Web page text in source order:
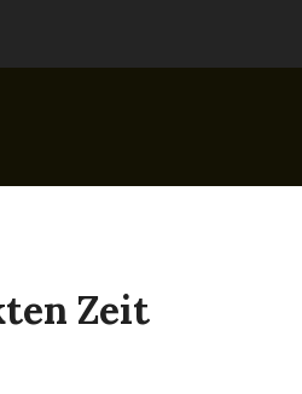
Zeit